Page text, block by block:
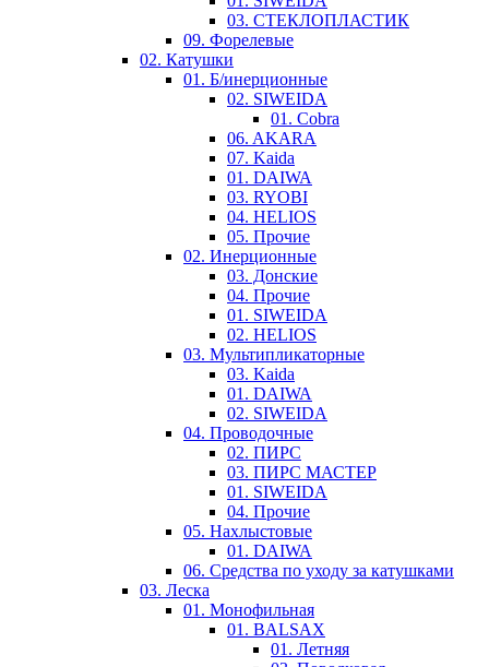
03. СТЕКЛОПЛАСТИК
09. Форелевые
02. Катушки
01. Б/инерционные
02. SIWEIDA
01. Cobra
06. AKARA
07. Kaida
01. DAIWA
03. RYOBI
04. HELIOS
05. Прочие
02. Инерционные
03. Донские
04. Прочие
01. SIWEIDA
02. HELIOS
03. Мультипликаторные
03. Kaida
01. DAIWA
02. SIWEIDA
04. Проводочные
02. ПИРС
03. ПИРС МАСТЕР
01. SIWEIDA
04. Прочие
05. Нахлыстовые
01. DAIWA
06. Средства по уходу за катушками
03. Леска
01. Монофильная
01. BALSAX
01. Летняя